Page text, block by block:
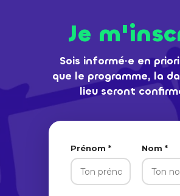
Je
Sois informé·e en
que le programme, la
lieu seront
Prénom * Nom *